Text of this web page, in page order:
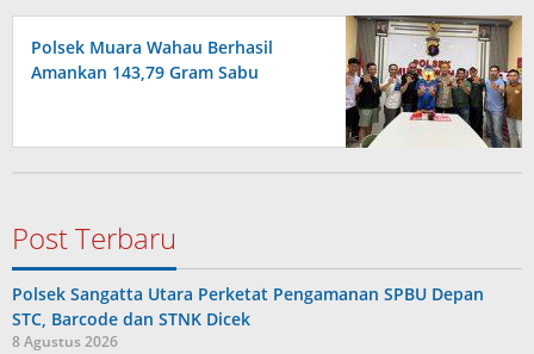
Polsek Muara Wahau Berhasil
Amankan 143,79 Gram Sabu
Post Terbaru
Polsek Sangatta Utara Perketat Pengamanan SPBU Depan
STC, Barcode dan STNK Dicek
8 Agustus 2026